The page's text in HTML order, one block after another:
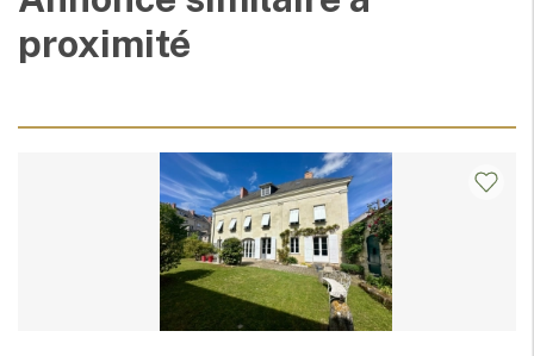
proximité